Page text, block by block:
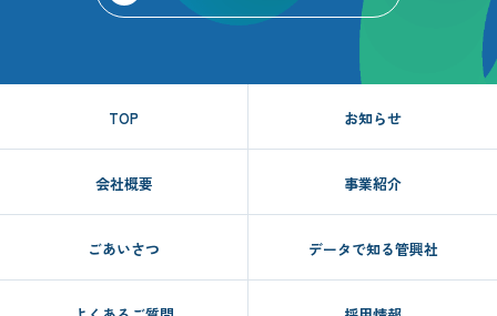
TOP お知らせ
会社概要 事業紹介
ごあいさつ データで知る管興社